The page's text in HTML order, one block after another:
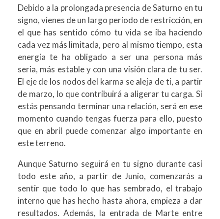
Debido a la prolongada presencia de Saturno en tu
signo, vienes de un largo período de restricción, en
el que has sentido cómo tu vida se iba haciendo
cada vez más limitada, pero al mismo tiempo, esta
energía te ha obligado a ser una persona más
seria, más estable y con una visión clara de tu ser.
El eje de los nodos del karma se aleja de ti, a partir
de marzo, lo que contribuirá a aligerar tu carga. Si
estás pensando terminar una relación, será en ese
momento cuando tengas fuerza para ello, puesto
que en abril puede comenzar algo importante en
este terreno.
Aunque Saturno seguirá en tu signo durante casi
todo este año, a partir de Junio, comenzarás a
sentir que todo lo que has sembrado, el trabajo
interno que has hecho hasta ahora, empieza a dar
resultados. Además, la entrada de Marte entre